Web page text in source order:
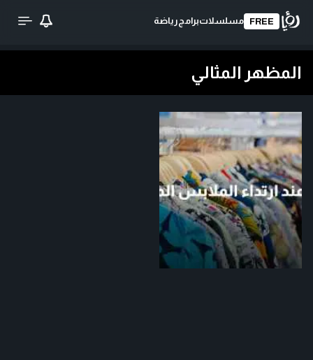
FREE مسلسلاتبرامج رياضة
المظهر المثالي